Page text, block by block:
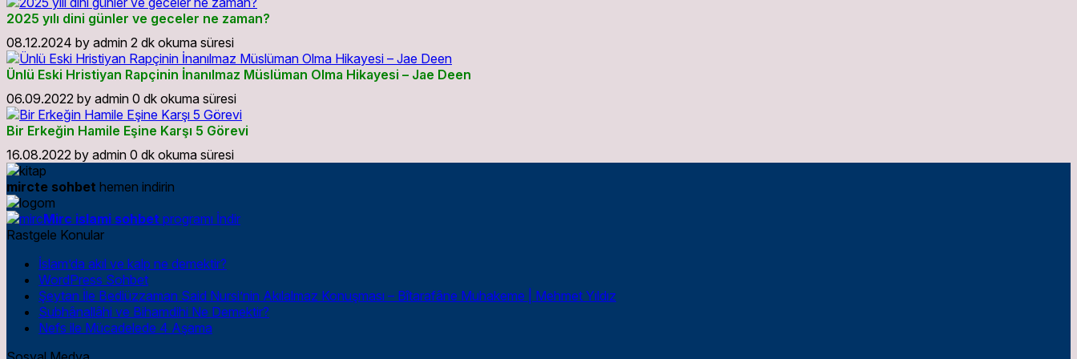
2025 yılı dini günler ve geceler ne zaman?
08.12.2024 by admin 2 dk okuma süresi
Ünlü Eski Hristiyan Rapçinin İnanılmaz Müslüman Olma Hikayesi – Jae Deen
06.09.2022 by admin 0 dk okuma süresi
Bir Erkeğin Hamile Eşine Karşı 5 Görevi
16.08.2022 by admin 0 dk okuma süresi
mircte sohbet hemen indirin
Mirc islami sohbet programı İndir
Rastgele Konular
İslam’da akıl ve kalp ne demektir?
WordPress Sohbet
Şeytan İle Bediüzzaman Said Nursi’nin Akılalmaz Konuşması – Bîtarafâne Muhakeme | Mehmet Yıldız
Subhânallâhi ve Bihamdihi Ne Demektir?
Nefs ile Mücadelede 4 Aşama